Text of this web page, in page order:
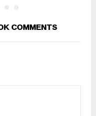
COMMENTS